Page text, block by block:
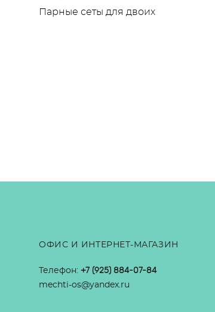
Парные сеты для двоих
ОФИС И ИНТЕРНЕТ-МАГАЗИН
Телефон: +7 (925) 884-07-84
mechti-os@yandex.ru